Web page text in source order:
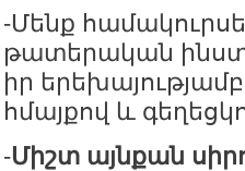
-Մենք
թատերական
իր
հմայքով և
-Միշտ այնքան